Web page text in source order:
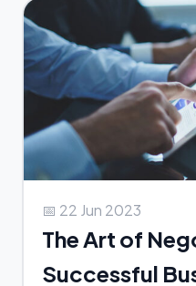
📅 22 Jun 2023
The Art of
Successful